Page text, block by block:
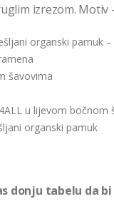
izrezom. Motiv
organski pamuk
šavovima
u lijevom bočnom
organski pamuk
donju tabelu da